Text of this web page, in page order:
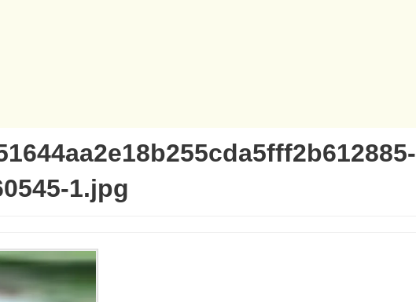
1.jpg